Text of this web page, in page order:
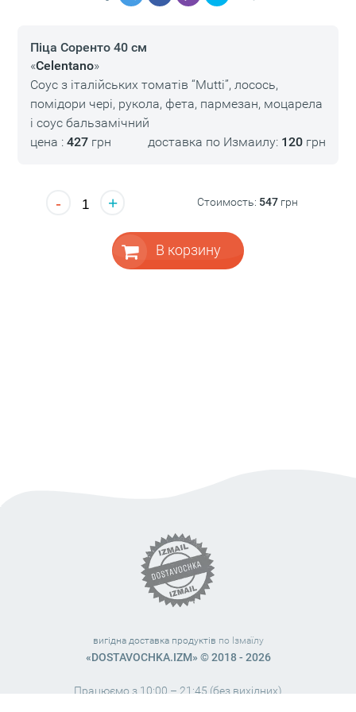
Піца Соренто 40 см
«Celentano»
Соус з італійських томатів “Mutti”, лосось,
помідори чері, рукола, фета, пармезан, моцарела
і соус бальзамічний
цена : 427грн доставка по Измаилу: 120 грн
- + Стоимость: 547 грн
В корзину
вигідна доставка продуктів по Ізмаїлу
«DOSTAVOCHKA.IZM» © 2018 - 2026
Працюємо з 10:00 – 21:45 (без вихідних)